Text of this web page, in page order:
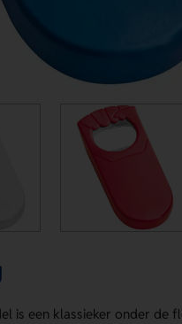
is een klassieker onder de